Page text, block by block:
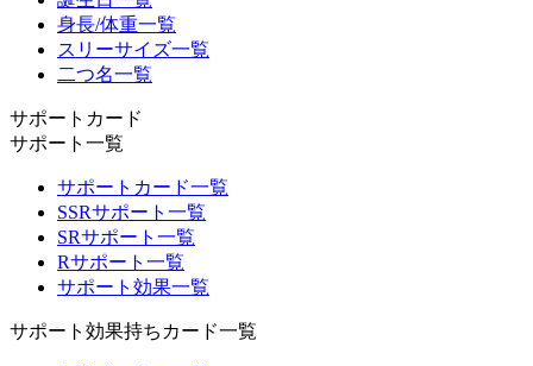
身長/体重一覧
スリーサイズ一覧
二つ名一覧
サポートカード
サポート一覧
サポートカード一覧
SSRサポート一覧
SRサポート一覧
Rサポート一覧
サポート効果一覧
サポート効果持ちカード一覧